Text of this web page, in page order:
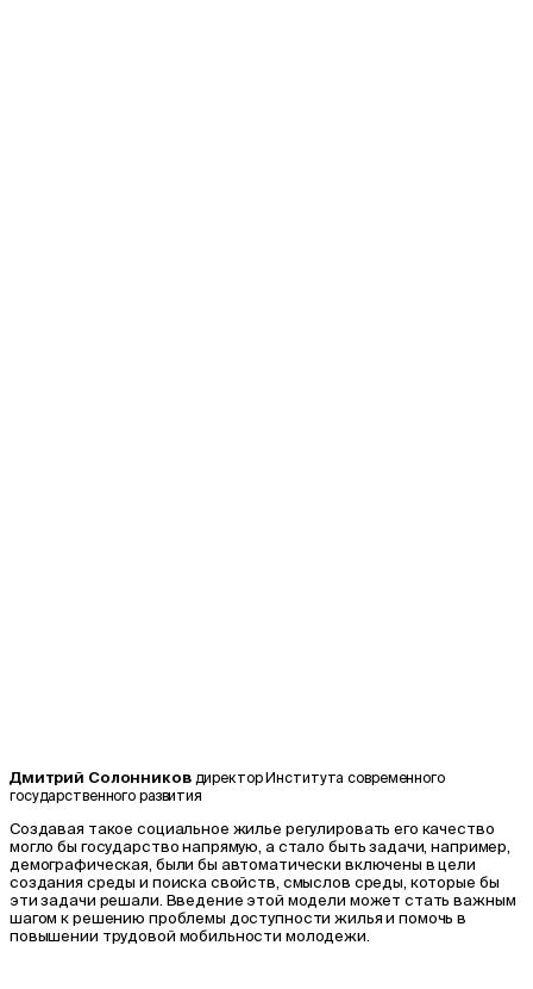
Дмитрий Солонников директор Института современного
государственного развития
Создавая такое социальное жилье регулировать его качество
могло бы государство напрямую, а стало быть задачи, например,
демографическая, были бы автоматически включены в цели
создания среды и поиска свойств, смыслов среды, которые бы
эти задачи решали. Введение этой модели может стать важным
шагом к решению проблемы доступности жилья и помочь в
повышении трудовой мобильности молодежи.